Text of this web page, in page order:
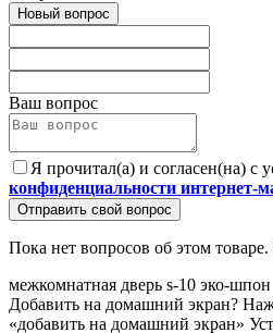
Новый вопрос
Ваш вопрос
Я прочитал(а) и согласен(на) с
конфиденциальности интернет-
Отправить свой вопрос
Пока нет вопросов об этом
межкомнатная дверь s-10 эко-шпон
Добавить на домашний экран?
«добавить на домашний экран»